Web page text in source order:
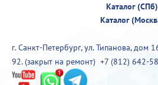
Каталог (СПб)
Каталог
г. Санкт-Петербург, ул. Типанова, дом
92. (закрыт на ремонт) +7 (812) 642-